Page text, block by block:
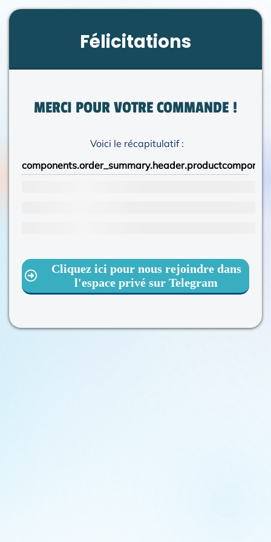
Félicitations
MERCI POUR VOTRE COMMANDE !
Voici le récapitulatif :
components.order_summary.header.product
Cliquez ici pour nous rejoindre dans
l'espace privé sur Telegram